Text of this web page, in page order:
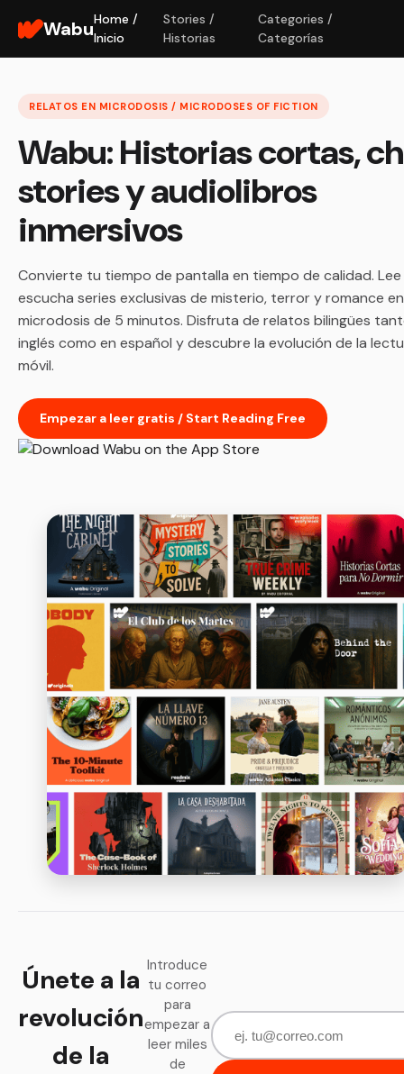
WabuHome /
Inicio
Stories /
Historias
Categories /
Categorías
RELATOS EN MICRODOSIS / MICRODOSES OF FICTION
Wabu: Historias cortas,
stories y audiolibros
inmersivos
Convierte tu tiempo de pantalla en tiempo de calidad.
escucha series exclusivas de misterio, terror y romance en
microdosis de 5 minutos. Disfruta de relatos bilingües
inglés como en español y descubre la evolución de la
móvil.
Empezar a leer gratis / Start Reading Free
Únete a la
revolución
de la
Introduce
tu correo
para
empezar a
leer miles
de